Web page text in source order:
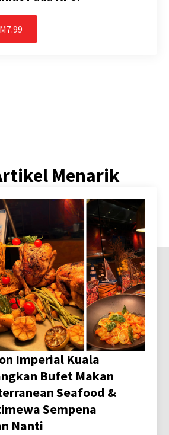
Menarik
Imperial Kuala
Bufet Makan
Seafood &
Sempena
Nanti